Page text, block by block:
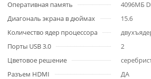
Оперативная память
4096МБ
Диагональ экрана в дюймах
15.6
Количество ядер процессора
Порты USB 3.0
2
Цветовое решение
Разъем HDMI
ДА